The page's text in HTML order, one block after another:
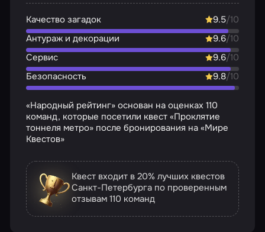
Качество загадок 9.5/10
Антураж и декорации
9.6/10
Сервис
9.6/10
Безопасность
9.8/10
«Народный рейтинг» основан на оценках 110
команд, которые посетили квест «Проклятие
тоннеля метро» после бронирования на «Мире
Квестов»
Квест входит в 20% лучших квестов
Санкт-Петербурга по проверенным
отзывам110 команд